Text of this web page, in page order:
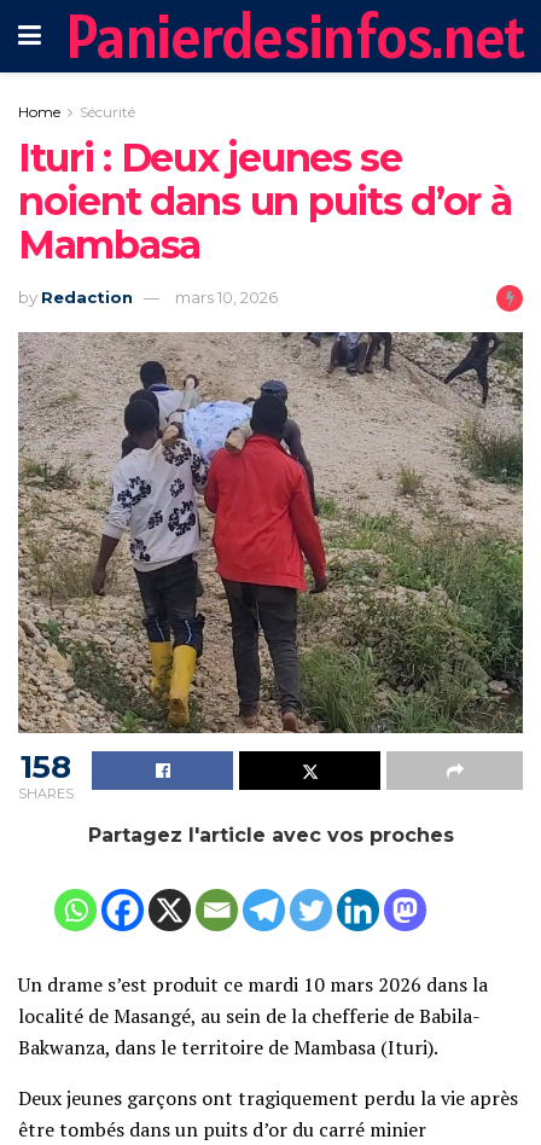
Panierdesinfos.net
Home Sécurité
Ituri : Deux jeunes se
noient dans un puits d’or à
Mambasa
by Redaction mars 10, 2026
158
SHARES
Partagez l'article avec vos proches
Un drame s’est produit ce mardi 10 mars 2026 dans la
localité de Masangé, au sein de la chefferie de Babila-
Bakwanza, dans le territoire de Mambasa (Ituri).
Deux jeunes garçons ont tragiquement perdu la vie après
être tombés dans un puits d’or du carré minier